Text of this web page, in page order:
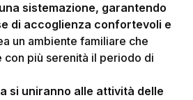
sistemazione, garantendo
di accoglienza confortevoli e
un ambiente familiare che
più serenità il periodo di
si uniranno alle attività delle